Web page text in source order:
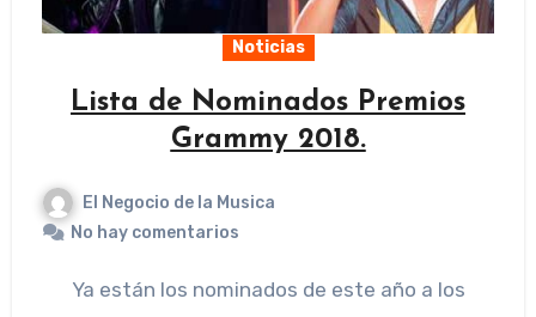
Noticias
Lista de Nominados Premios
Grammy 2018.
El Negocio de la Musica
No hay comentarios
Ya están los nominados de este año a los